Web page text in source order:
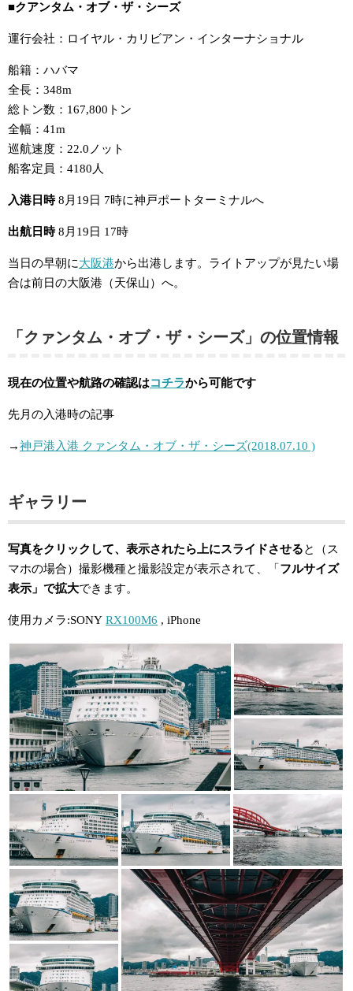
■クアンタム・オブ・ザ・シーズ
運行会社：ロイヤル・カリビアン・インターナショナル
船籍：ハバマ
全長：348m
総トン数：167,800トン
全幅：41m
巡航速度：22.0ノット
船客定員：4180人
入港日時8月19日 7時に神戸ポートターミナルへ
出航日時8月19日 17時
当日の早朝に大阪港から出港します。ライトアップが見たい場
合は前日の大阪港（天保山）へ。
「クァンタム・オブ・ザ・シーズ」の位置情報
現在の位置や航路の確認はコチラから可能です
先月の入港時の記事
→神戸港入港 クァンタム・オブ・ザ・シーズ(2018.07.10 )
ギャラリー
写真をクリックして、表示されたら 上にスライドさせると（ス
マホの場合）撮影機種と撮影設定が表示されて、「 フルサイズ
表示」で拡大できます。
使用カメラ:SONY RX100M6 , iPhone